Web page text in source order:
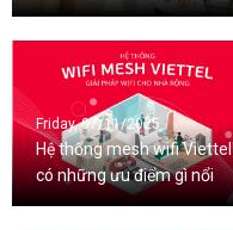
tiện lợi
Friday, 07/11/2025
Hệ thống mesh wifi Viettel
có những ưu điểm gì nổi
bật ?